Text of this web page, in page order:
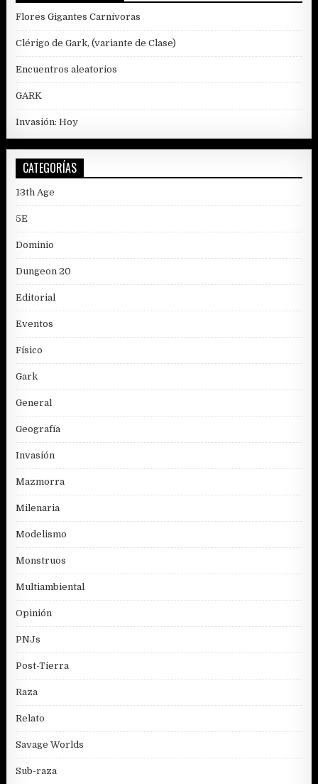
Flores Gigantes Carnívoras
Clérigo de Gark, (variante de Clase)
Encuentros aleatorios
GARK
Invasión: Hoy
CATEGORÍAS
13th Age
5E
Dominio
Dungeon 20
Editorial
Eventos
Físico
Gark
General
Geografía
Invasión
Mazmorra
Milenaria
Modelismo
Monstruos
Multiambiental
Opinión
PNJs
Post-Tierra
Raza
Relato
Savage Worlds
Sub-raza